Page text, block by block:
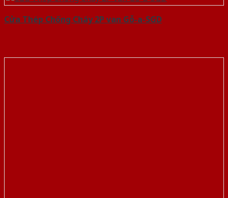
Cửa Thép Chống Cháy 2P van Gỗ-a-SGD